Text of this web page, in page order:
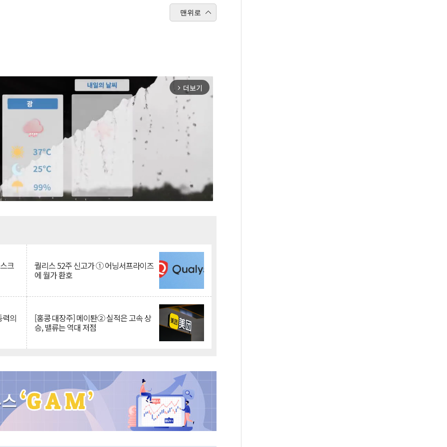
맨위로
arrow_forward_ios 더보기
크 퀄리스 52주 신고가 ① 어닝서프라이즈
에 월가 환호
의 [홍콩 대장주] 메이퇀② 실적은 고속 상
승, 밸류는 역대 저점